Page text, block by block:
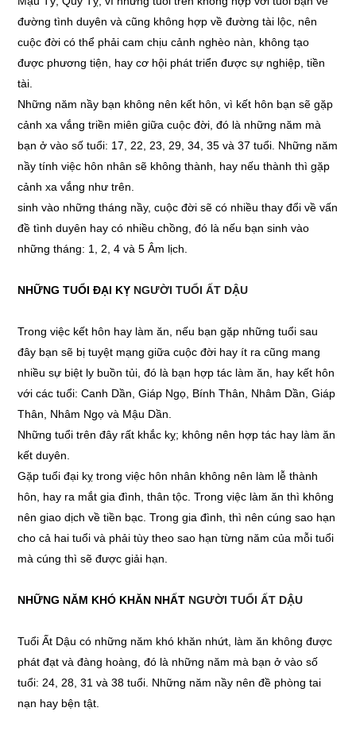
đường tình duyên và cũng không hợp về đường tài lộc, nên
cuộc đời có thể phải cam chịu cảnh nghèo nàn, không tạo
được phương tiện, hay cơ hội phát triển được sự nghiệp, tiền
tài.
Những năm nầy bạn không nên kết hôn, vì kết hôn bạn sẽ gặp
cảnh xa vắng triền miên giữa cuộc đời, đó là những năm mà
bạn ở vào số tuổi: 17, 22, 23, 29, 34, 35 và 37 tuổi. Những năm
nầy tính việc hôn nhân sẽ không thành, hay nếu thành thì gặp
cảnh xa vắng như trên.
sinh vào những tháng nầy, cuộc đời sẽ có nhiều thay đổi về vấn
đề tình duyên hay có nhiều chồng, đó là nếu bạn sinh vào
những tháng: 1, 2, 4 và 5 Âm lịch.
NHỮNG TUỔI ĐẠI KỴ NGƯỜI TUỔI ẤT DẬU
Trong việc kết hôn hay làm ăn, nếu bạn gặp những tuổi sau
đây bạn sẽ bị tuyệt mạng giữa cuộc đời hay ít ra cũng mang
nhiều sự biệt ly buồn tủi, đó là bạn hợp tác làm ăn, hay kết hôn
với các tuổi: Canh Dần, Giáp Ngọ, Bính Thân, Nhâm Dần, Giáp
Thân, Nhâm Ngọ và Mậu Dần.
Những tuổi trên đây rất khắc kỵ; không nên hợp tác hay làm ăn
kết duyên.
Gặp tuổi đại kỵ trong việc hôn nhân không nên làm lễ thành
hôn, hay ra mắt gia đình, thân tộc. Trong việc làm ăn thì không
nên giao dịch về tiền bạc. Trong gia đình, thì nên cúng sao hạn
cho cả hai tuổi và phải tùy theo sao hạn từng năm của mỗi tuổi
mà cúng thì sẽ được giải hạn.
NHỮNG NĂM KHÓ KHĂN NHẤT NGƯỜI TUỔI ẤT DẬU
Tuổi Ất Dậu có những năm khó khăn nhứt, làm ăn không được
phát đạt và đàng hoàng, đó là những năm mà bạn ở vào số
tuổi: 24, 28, 31 và 38 tuổi. Những năm nầy nên đề phòng tai
nạn hay bện tật.